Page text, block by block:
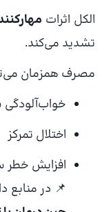
الکل اثرات
تشدید می‌کند.
مصرف همزمان
اختلال تمرکز
افزایش
📌 در